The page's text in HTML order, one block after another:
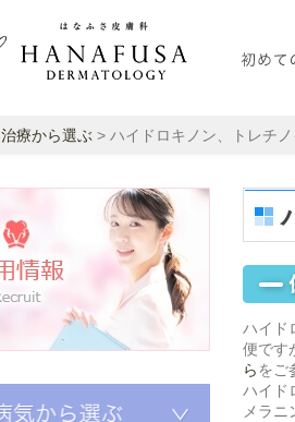
治療から選ぶ > ハイドロキノン、トレチ
ハイド
便です
らをご
ハイド
メラ
採用情報